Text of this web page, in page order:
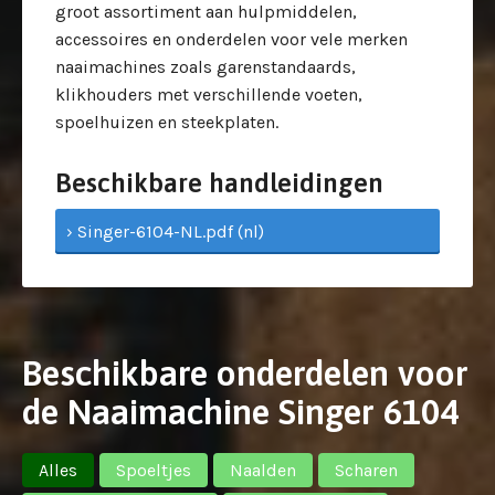
groot assortiment aan hulpmiddelen,
accessoires en onderdelen voor vele merken
naaimachines zoals garenstandaards,
klikhouders met verschillende voeten,
spoelhuizen en steekplaten.
Beschikbare handleidingen
› Singer-6104-NL.pdf (nl)
Beschikbare onderdelen voor
de Naaimachine Singer 6104
Alles Spoeltjes Naalden
Scharen